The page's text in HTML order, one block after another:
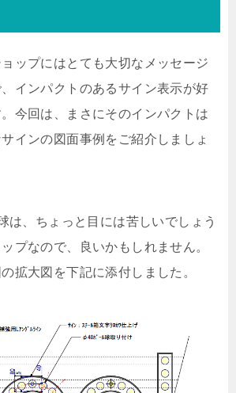
ップにはとても大切なメッセージ
インパクトのあるサイン表示が好
今回は、まさにそのインパクトは
インの図面事例をご紹介しましょ
は、ちょっと目には苦しいでしょう
プなので、良いかもしれません。
拡大図を下記に添付しました。